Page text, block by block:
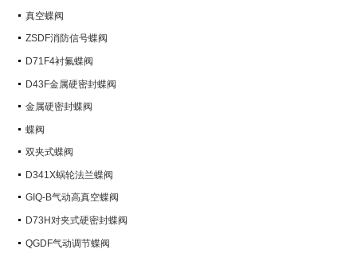
真空蝶阀
ZSDF消防信号蝶阀
D71F4衬氟蝶阀
D43F金属硬密封蝶阀
金属硬密封蝶阀
蝶阀
双夹式蝶阀
D341X蜗轮法兰蝶阀
GIQ-B气动高真空蝶阀
D73H对夹式硬密封蝶阀
QGDF气动调节蝶阀